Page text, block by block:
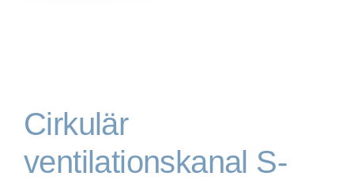
Cirkulär
ventilationskanal S-